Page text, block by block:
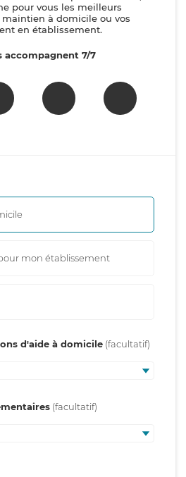
pour vous les meilleurs
à domicile ou vos
en établissement.
accompagnent 7/7
mon établissement
d'aide à domicile